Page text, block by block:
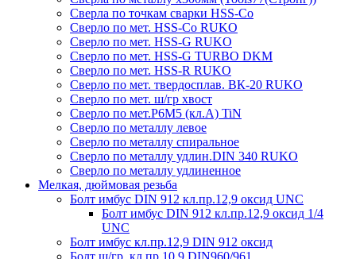
Сверла по точкам сварки HSS-Co
Сверло по мет. HSS-Co RUKO
Сверло по мет. HSS-G RUKO
Сверло по мет. HSS-G TURBO DKM
Сверло по мет. HSS-R RUKO
Сверло по мет. твердосплав. ВК-20 RUKO
Сверло по мет. ш/гр хвост
Сверло по мет.Р6М5 (кл.А) TiN
Сверло по металлу левое
Сверло по металлу спиральное
Сверло по металлу удлин.DIN 340 RUKO
Сверло по металлу удлиненное
Мелкая, дюймовая резьба
Болт имбус DIN 912 кл.пр.12,9 оксид UNC
Болт имбус DIN 912 кл.пр.12,9 оксид 1/4
UNC
Болт имбус кл.пр.12,9 DIN 912 оксид
Болт ш/гр. кл.пр.10,9 DIN960/961